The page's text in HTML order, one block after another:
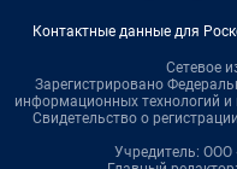
Контактные данные для
Сетевое
Зарегистрировано
информационных технологий
Свидетельство о
Учредитель: